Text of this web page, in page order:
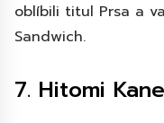
oblíbili titul Prsa a
Sandwich.
7. Hitomi